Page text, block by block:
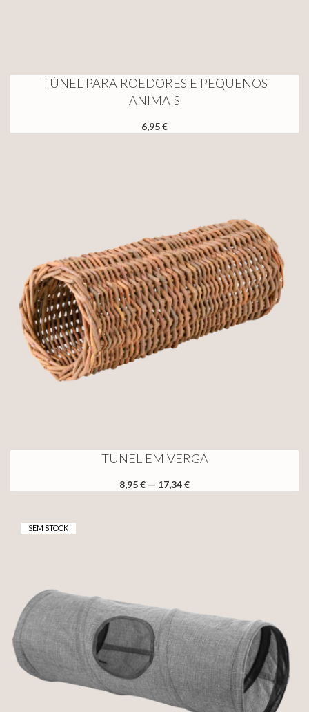
TÚNEL PARA ROEDORES E PEQUENOS
ANIMAIS
6,95 €
TUNEL EM VERGA
8,95 € — 17,34 €
SEM STOCK